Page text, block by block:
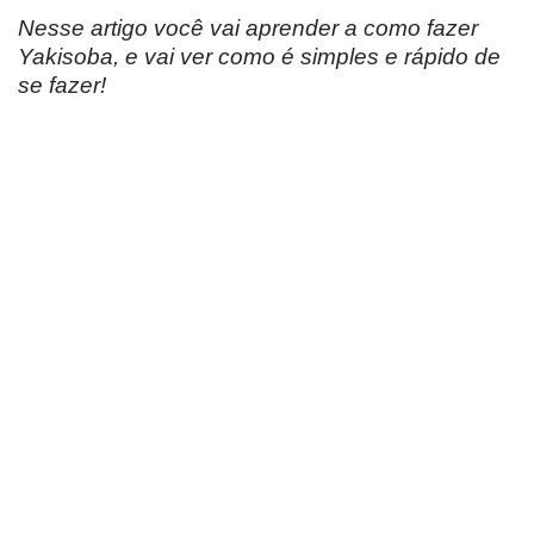
Nesse artigo você vai aprender a como fazer
Yakisoba, e vai ver como é simples e rápido de
se fazer!